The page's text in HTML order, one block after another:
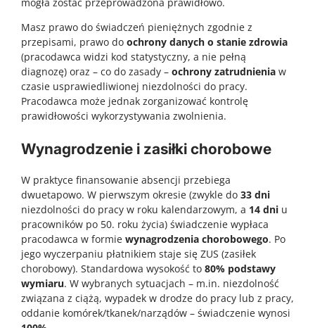
Masz prawo do świadczeń pieniężnych zgodnie z
przepisami, prawo do ochrony danych o stanie zdrowia
(pracodawca widzi kod statystyczny, a nie pełną
diagnozę) oraz – co do zasady – ochrony zatrudnienia w
czasie usprawiedliwionej niezdolności do pracy.
Pracodawca może jednak zorganizować kontrolę
prawidłowości wykorzystywania zwolnienia.
Wynagrodzenie i zasiłki chorobowe
W praktyce finansowanie absencji przebiega
dwuetapowo. W pierwszym okresie (zwykle do 33 dni
niezdolności do pracy w roku kalendarzowym, a 14 dni u
pracowników po 50. roku życia) świadczenie wypłaca
pracodawca w formie wynagrodzenia chorobowego. Po
jego wyczerpaniu płatnikiem staje się ZUS (zasiłek
chorobowy). Standardowa wysokość to 80% podstawy
wymiaru. W wybranych sytuacjach – m.in. niezdolność
związana z ciążą, wypadek w drodze do pracy lub z pracy,
oddanie komórek/tkanek/narządów – świadczenie wynosi